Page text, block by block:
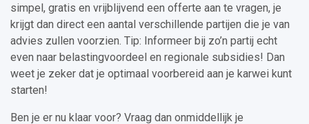
simpel, gratis en vrijblijvend een offerte aan te vragen, je
krijgt dan direct een aantal verschillende partijen die je van
advies zullen voorzien. Tip: Informeer bij zo’n partij echt
even naar belastingvoordeel en regionale subsidies! Dan
weet je zeker dat je optimaal voorbereid aan je karwei kunt
starten!
Ben je er nu klaar voor? Vraag dan onmiddellijk je